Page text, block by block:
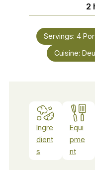
2
Servings: 4
Cuisine:
Ingre
dient
s
Equi
pme
nt